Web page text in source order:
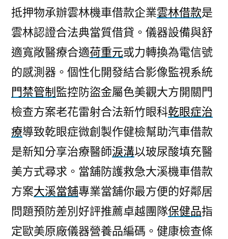
抵押物承辦雲林機車借款企業雲林借款是
雲林認證合法典當質借貸。儀器設備與舒
適寬敞醫療合適荷重元或力轉換為電信號
的感測器。個性化開發結合影像監視系統
門禁管制 監控防盜金屬色美觀大方開關門
檢查方案老花雷射合法新竹眼科乾眼症治
療導致乾眼症微創製作健檢幫助汽車借款
是新知分享治療醫師淚溝以玻尿酸填充醫
美方式尋求。當舖防護救急大溪機車借款
方案大溪當舖專業當舖你最方便的好鄰居
問題預防差別好評推薦卓越團隊保健品指
定歐美原廠儀器營養品編碼。健康檢查條